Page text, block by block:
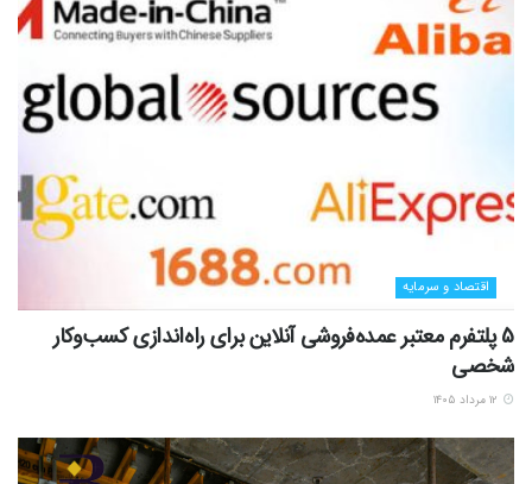
اقتصاد و سرمایه
5 پلتفرم معتبر عمده‌فروشی آنلاین برای راه‌اندازی کسب‌وکار
شخصی